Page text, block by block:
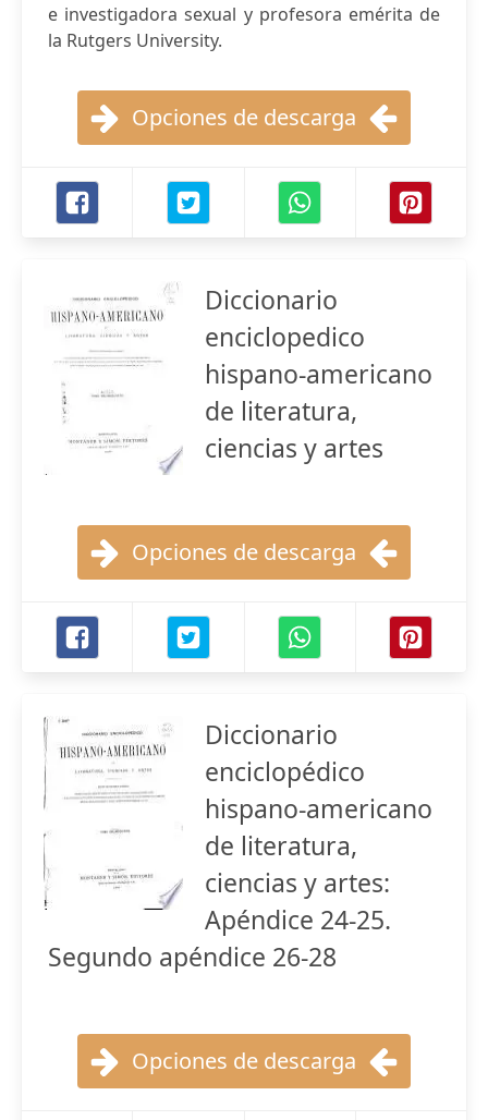
e investigadora sexual y profesora emérita de
la Rutgers University.
Opciones de descarga
Diccionario
enciclopedico
hispano-americano
de literatura,
ciencias y artes
Opciones de descarga
Diccionario
enciclopédico
hispano-americano
de literatura,
ciencias y artes:
Apéndice 24-25.
Segundo apéndice 26-28
Opciones de descarga